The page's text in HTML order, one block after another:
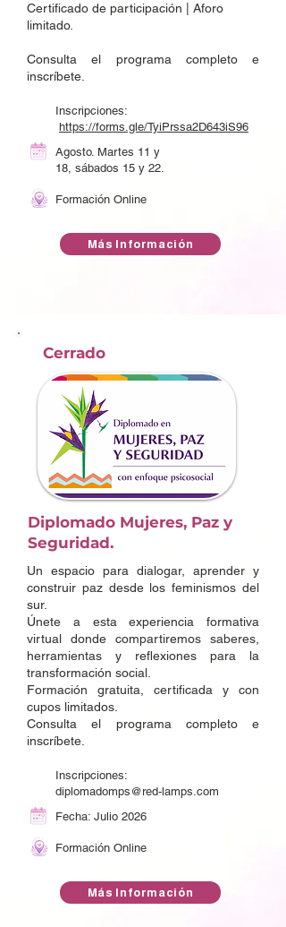
Certificado de participación | Aforo
limitado.
Consulta el programa completo e
inscríbete.
Inscripciones:
https://forms.gle/TyiPrssa2D643iS96
Agosto. Martes 11 y
18, sábados 15 y 22.
Formación Online
Más Información
Cerrado
Diplomado Mujeres, Paz y
Seguridad.
Un espacio para dialogar, aprender y
construir paz desde los feminismos del
sur.
Únete a esta experiencia formativa
virtual donde compartiremos saberes,
herramientas y reflexiones para la
transformación social.
Formación gratuita, certificada y con
cupos limitados.
Consulta el programa completo e
inscríbete.
Inscripciones:
diplomadomps@red-lamps.com
Fecha: Julio 2026
Formación Online
Más Información